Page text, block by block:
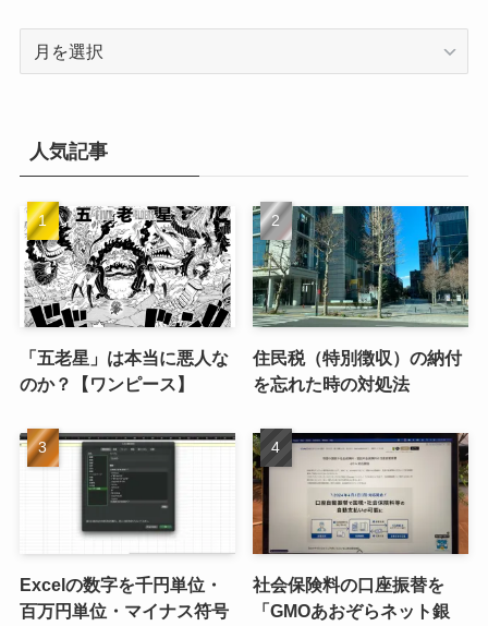
ブ人気記事
「五老星」は本当に悪人な
のか？【ワンピース】
住民税（特別徴収）の納付
を忘れた時の対処法
Excelの数字を千円単位・
百万円単位・マイナス符号
社会保険料の口座振替を
「GMOあおぞらネット銀